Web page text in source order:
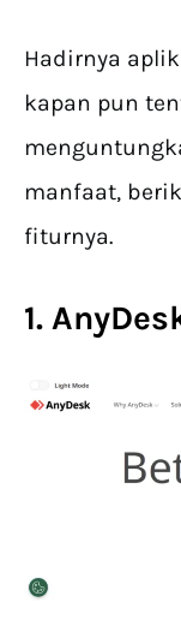
Hadirnya
kapan pun
manfaat,
fiturnya.
1.